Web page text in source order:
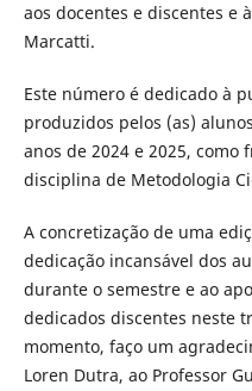
aos docentes e discentes e
Marcatti.
Este número é dedicado à
produzidos pelos (as)
anos de 2024 e 2025, como
disciplina de Metodologia
A concretização de uma
dedicação incansável dos
durante o semestre e ao
dedicados discentes neste
momento, faço um
Loren Dutra, ao Professor